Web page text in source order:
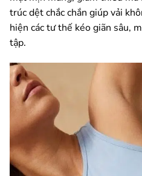
trúc dệt chắc chắn giúp vải
hiện các tư thế kéo giãn sâu,
tập.